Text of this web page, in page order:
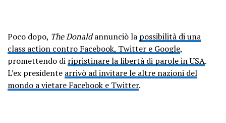
Poco dopo, The Donaldannunciò la possibilità di una
class action contro Facebook, Twitter e Google,
promettendo di ripristinare la libertà di parole in USA.
L’ex presidente arrivò ad invitare le altre nazioni del
mondo a vietare Facebook e Twitter.